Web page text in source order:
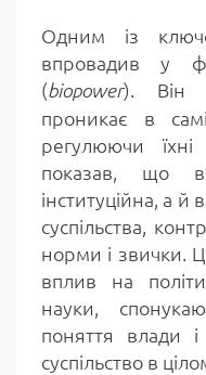
Одним із
впровадив у
(biopower). Він
проникає в
регулюючи
показав, що
інституційна, а й
суспільства,
норми і звички.
вплив на
науки,
поняття влади
суспільство в